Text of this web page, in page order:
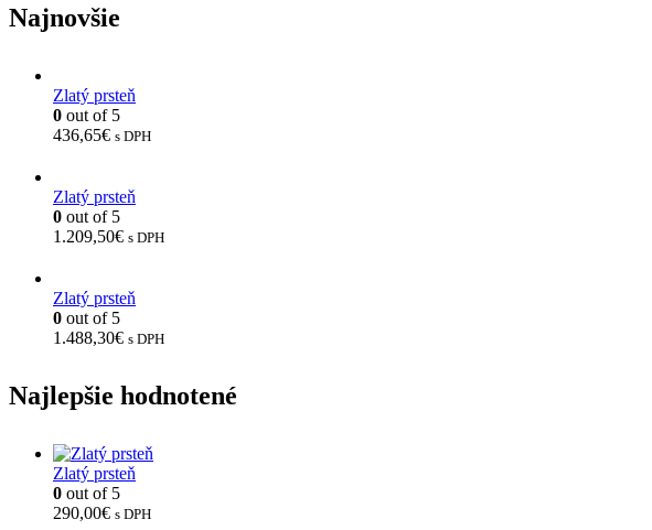
Najnovšie
Zlatý prsteň
0 out of 5
436,65€ s DPH
Zlatý prsteň
0 out of 5
1.209,50€ s DPH
Zlatý prsteň
0 out of 5
1.488,30€ s DPH
Najlepšie hodnotené
Zlatý prsteň
0 out of 5
290,00€ s DPH